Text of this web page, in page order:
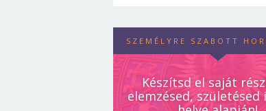
SZEMÉLYRE SZABOTT
Készítsd el saját
elemzésed, születésed